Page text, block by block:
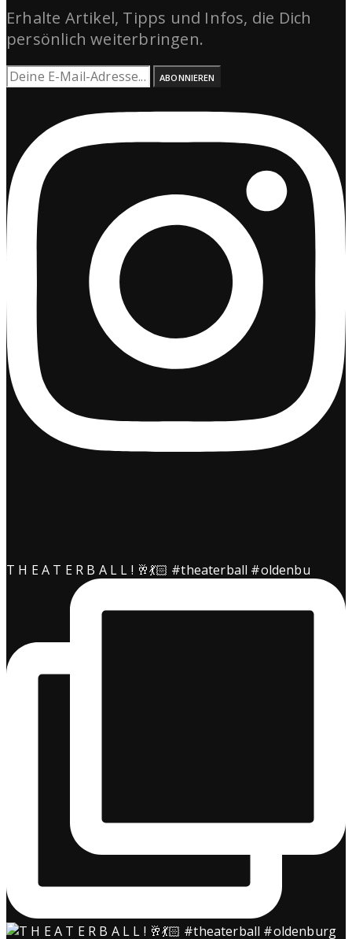
Erhalte Artikel, Tipps und Infos, die Dich
persönlich weiterbringen.
ABONNIEREN
T H E A T E R B A L L ! 🥂💃🏻 #theaterball #oldenbu